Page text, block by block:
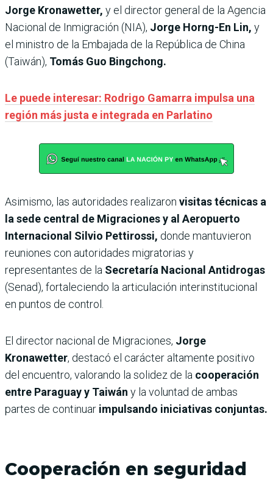
Jorge Kronawetter, y el director general de la Agencia
Nacional de Inmigración (NIA), Jorge Horng-En Lin, y
el ministro de la Embajada de la República de China
(Taiwán), Tomás Guo Bingchong.
Le puede interesar: Rodrigo Gamarra impulsa una
región más justa e integrada en Parlatino
Asimismo, las autoridades realizaron visitas técnicas a
la sede central de Migraciones y al Aeropuerto
Internacional Silvio Pettirossi, donde mantuvieron
reuniones con autoridades migratorias y
representantes de la Secretaría Nacional Antidrogas
(Senad), fortaleciendo la articulación interinstitucional
en puntos de control.
El director nacional de Migraciones, Jorge
Kronawetter, destacó el carácter altamente positivo
del encuentro, valorando la solidez de la cooperación
entre Paraguay y Taiwán y la voluntad de ambas
partes de continuar impulsando iniciativas conjuntas.
Cooperación en seguridad